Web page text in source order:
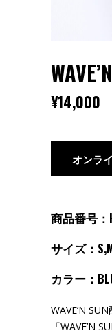
¥14,000
オンラ
商品番号：
サイズ：
カラー：
WAVE’N
「WAVE’N